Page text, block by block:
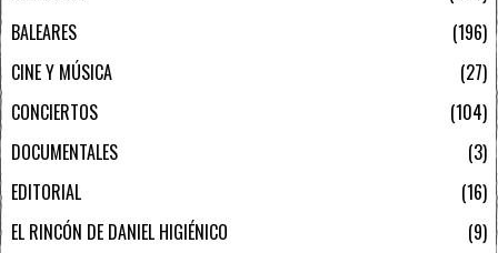
BALEARES
196
CINE Y MÚSICA
27
CONCIERTOS
104
DOCUMENTALES
3
EDITORIAL
16
EL RINCÓN DE DANIEL HIGIÉNICO
9